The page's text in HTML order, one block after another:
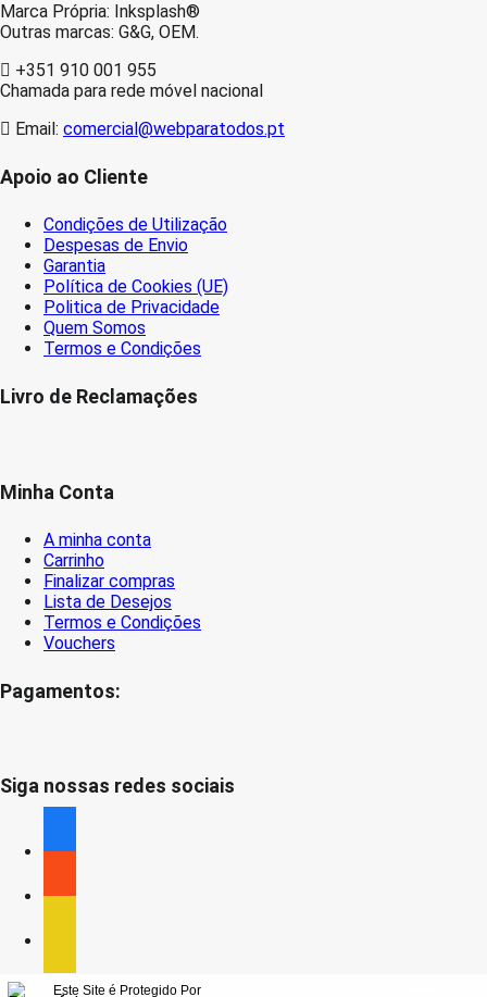
Marca Própria: Inksplash®
Outras marcas: G&G, OEM.
+351 910 001 955
Chamada para rede móvel nacional
Email: comercial@webparatodos.pt
Apoio ao Cliente
Condições de Utilização
Despesas de Envio
Garantia
Política de Cookies (UE)
Politica de Privacidade
Quem Somos
Termos e Condições
Livro de Reclamações
Minha Conta
A minha conta
Carrinho
Finalizar compras
Lista de Desejos
Termos e Condições
Vouchers
Pagamentos:
Siga nossas redes sociais
Este Site é Protegido Por